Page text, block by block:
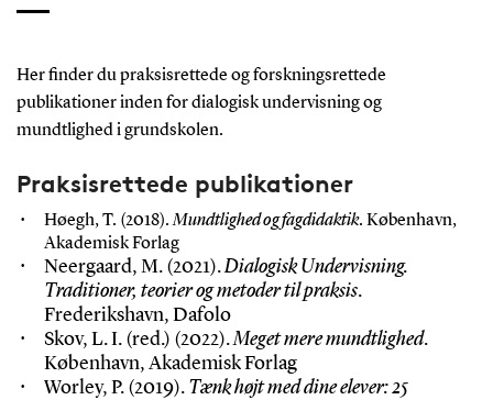
Her finder du praksisrettede og forskningsrettede
publikationer inden for dialogisk undervisning og
mundtlighed i grundskolen.
Praksisrettede publikationer
Høegh, T. (2018).Mundtlighed og fagdidaktik. København,
Akademisk Forlag
Neergaard, M. (2021).Dialogisk Undervisning.
Traditioner, teorier og metoder til praksis.
Frederikshavn, Dafolo
Skov, L. I. (red.) (2022).Meget mere mundtlighed.
København, Akademisk Forlag
Worley, P. (2019). Tænk højt med dine elever: 25